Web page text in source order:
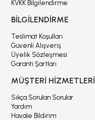
KVKK Bilgilendirme
BİLGİLENDİRME
Teslimat Koşulları
Güvenli Alışveriş
Üyelik Sözleşmesi
Garanti Şartları
MÜŞTERİ HİZMETLERİ
Sıkça Sorulan Sorular
Yardım
Havale Bildirim